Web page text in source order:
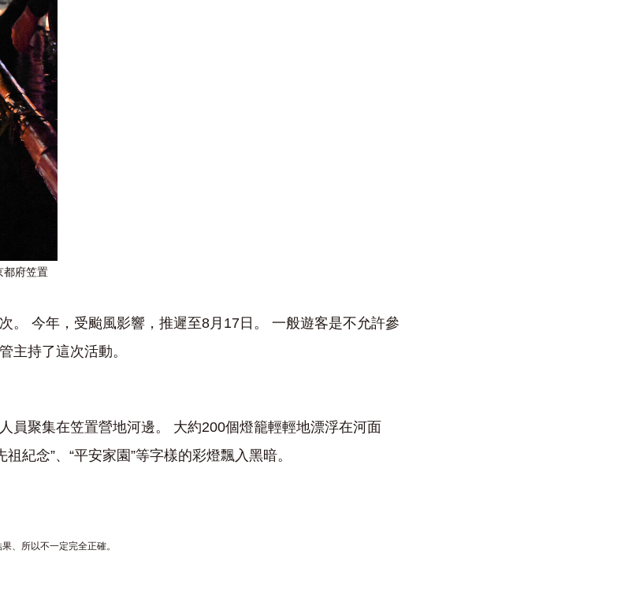
都府笠置
。 今年，受颱風影響，推遲至8月17日。 一般遊客是不允許參
主持了這次活動。
員聚集在笠置營地河邊。 大約200個燈籠輕輕地漂浮在河面
紀念”、“平安家園”等字樣的彩燈飄入黑暗。
、所以不一定完全正確。